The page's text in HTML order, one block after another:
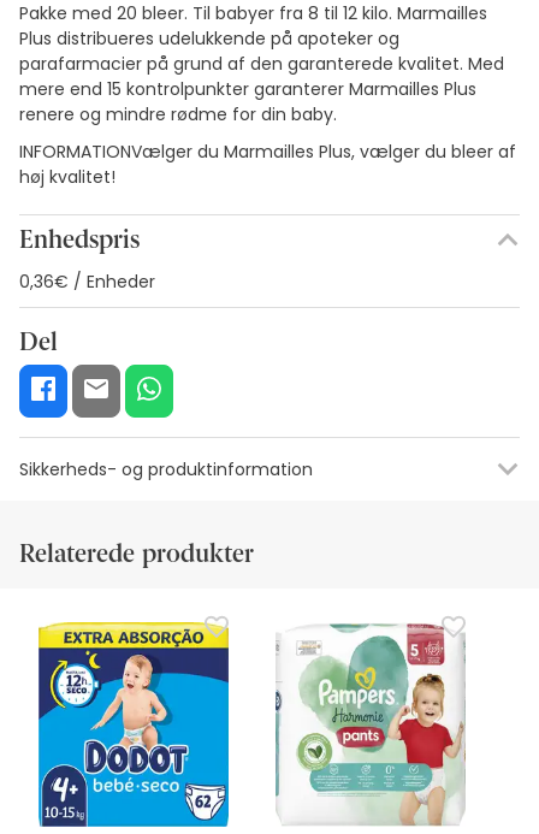
Pakke med 20 bleer. Til babyer fra 8 til 12 kilo. Marmailles
Plus distribueres udelukkende på apoteker og
parafarmacier på grund af den garanterede kvalitet. Med
mere end 15 kontrolpunkter garanterer Marmailles Plus
renere og mindre rødme for din baby.
INFORMATIONVælger du Marmailles Plus, vælger du bleer af
høj kvalitet!
Enhedspris
0,36€ / Enheder
Del
Sikkerheds- og produktinformation
Ressourcer til visuel sikkerhedskode
På nuværende tidspunkt har vi ikke sikkerhedsbilleder til
dette produkt, men vi arbejder på det. Vi opfordrer dig til at
tjekke tilbage senere for opdateringer. I mellemtiden
anbefaler vi, at du læser de sikkerhedsoplysninger, der
følger med produktet, før du bruger det. Hvis du har
spørgsmål om sikkerhed, er du velkommen til at kontakte
os. Hvis du ønsker det, kan du også returnere det ved at
følge voresvilkår og betingelser
Relaterede produkter